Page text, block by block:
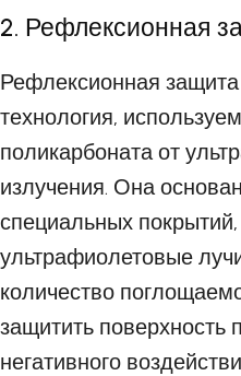
2. Рефлексионная
Рефлексионная
технология,
поликарбоната от
излучения. Она
специальных
ультрафиолетовые
количество
защитить поверхность
негативного